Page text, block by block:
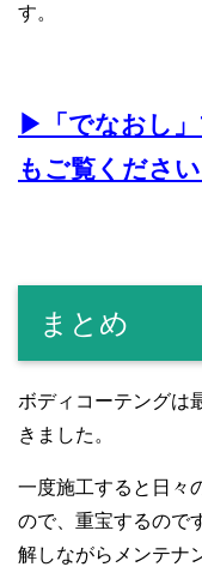
す。
▶︎「でなおし
もご覧ください
まとめ
ボディコーテングは
きました。
一度施工すると日々
ので、重宝するので
解しながらメンテナ